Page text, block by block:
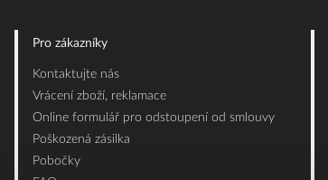
Pro zákazníky
Kontaktujte nás
Vrácení zboží, reklamace
Online formulář pro odstoupení od smlouvy
Poškozená zásilka
Pobočky